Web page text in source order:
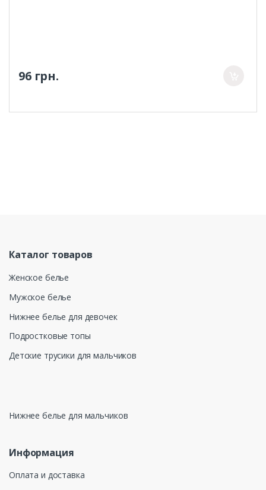
96 грн.
Каталог товаров
Женское белье
Мужское белье
Нижнее белье для девочек
Подростковые топы
Детские трусики для мальчиков
Нижнее белье для мальчиков
Информация
Оплата и доставка